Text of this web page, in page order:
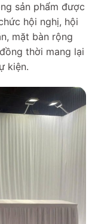
sản phẩm được
hội nghị, hội
mặt bàn rộng
thời mang lại
kiện.